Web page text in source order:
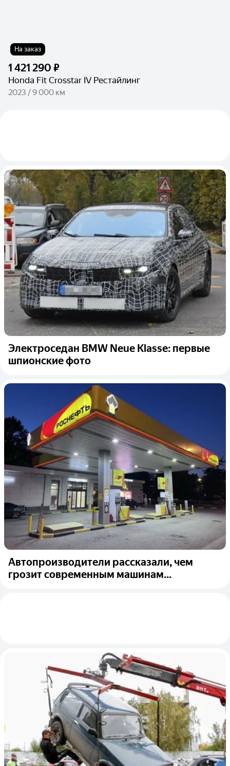
На заказ
1 421 290 ₽
Honda Fit Crosstar IV Рестайлинг
2023 / 9 000 км
Электроседан BMW Neue Klasse: первые
шпионские фото
Автопроизводители рассказали, чем
грозит современным машинам...